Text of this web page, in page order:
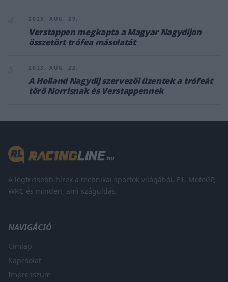
2023. AUG. 29.
Verstappen megkapta a Magyar Nagydíjon
összetört trófea másolatát
2023. AUG. 22.
A Holland Nagydíj szervezői üzentek a trófeát
törő Norrisnak és Verstappennek
A legfrissebb hírek a technikai sportok világából. F1, MotoGP,
WRC és minden, ami száguldás.
NAVIGÁCIÓ
Címlap
Kapcsolat
Impresszum